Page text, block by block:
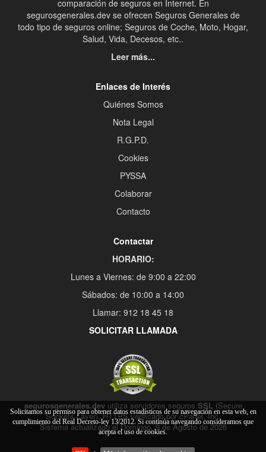
comparación de seguros en Internet. En
segurosgenerales.dev se ofrecen Seguros Generales de
todo tipo de seguros online; Seguros de Coche, Moto, Hogar,
Salud, Vida, Decesos, etc..
Leer más...
Enlaces de Interés
Quiénes Somos
Nota Legal
R.G.P.D.
Cookies
PYSSA
Colaborar
Contacto
Contactar
HORARIO:
Lunes a Viernes: de 9:00 a 22:00
Sábados: de 10:00 a 14:00
Llamar: 912 18 45 18
SOLICITAR LLAMADA
segurosgenerales.devutiliza servidores seguros SSL (Secure
Sockets Layer), HTTPS verificado por cPanel, Inc.
Sistema actualizado el Domingo, 9 de Agosto de 2026
Solicitamos su permiso para obtener datos estadísticos de su navegación en esta web, en
cumplimiento del Real Decreto-ley 13/2012. Si continúa navegando consideramos que
acepta el uso de cookies.